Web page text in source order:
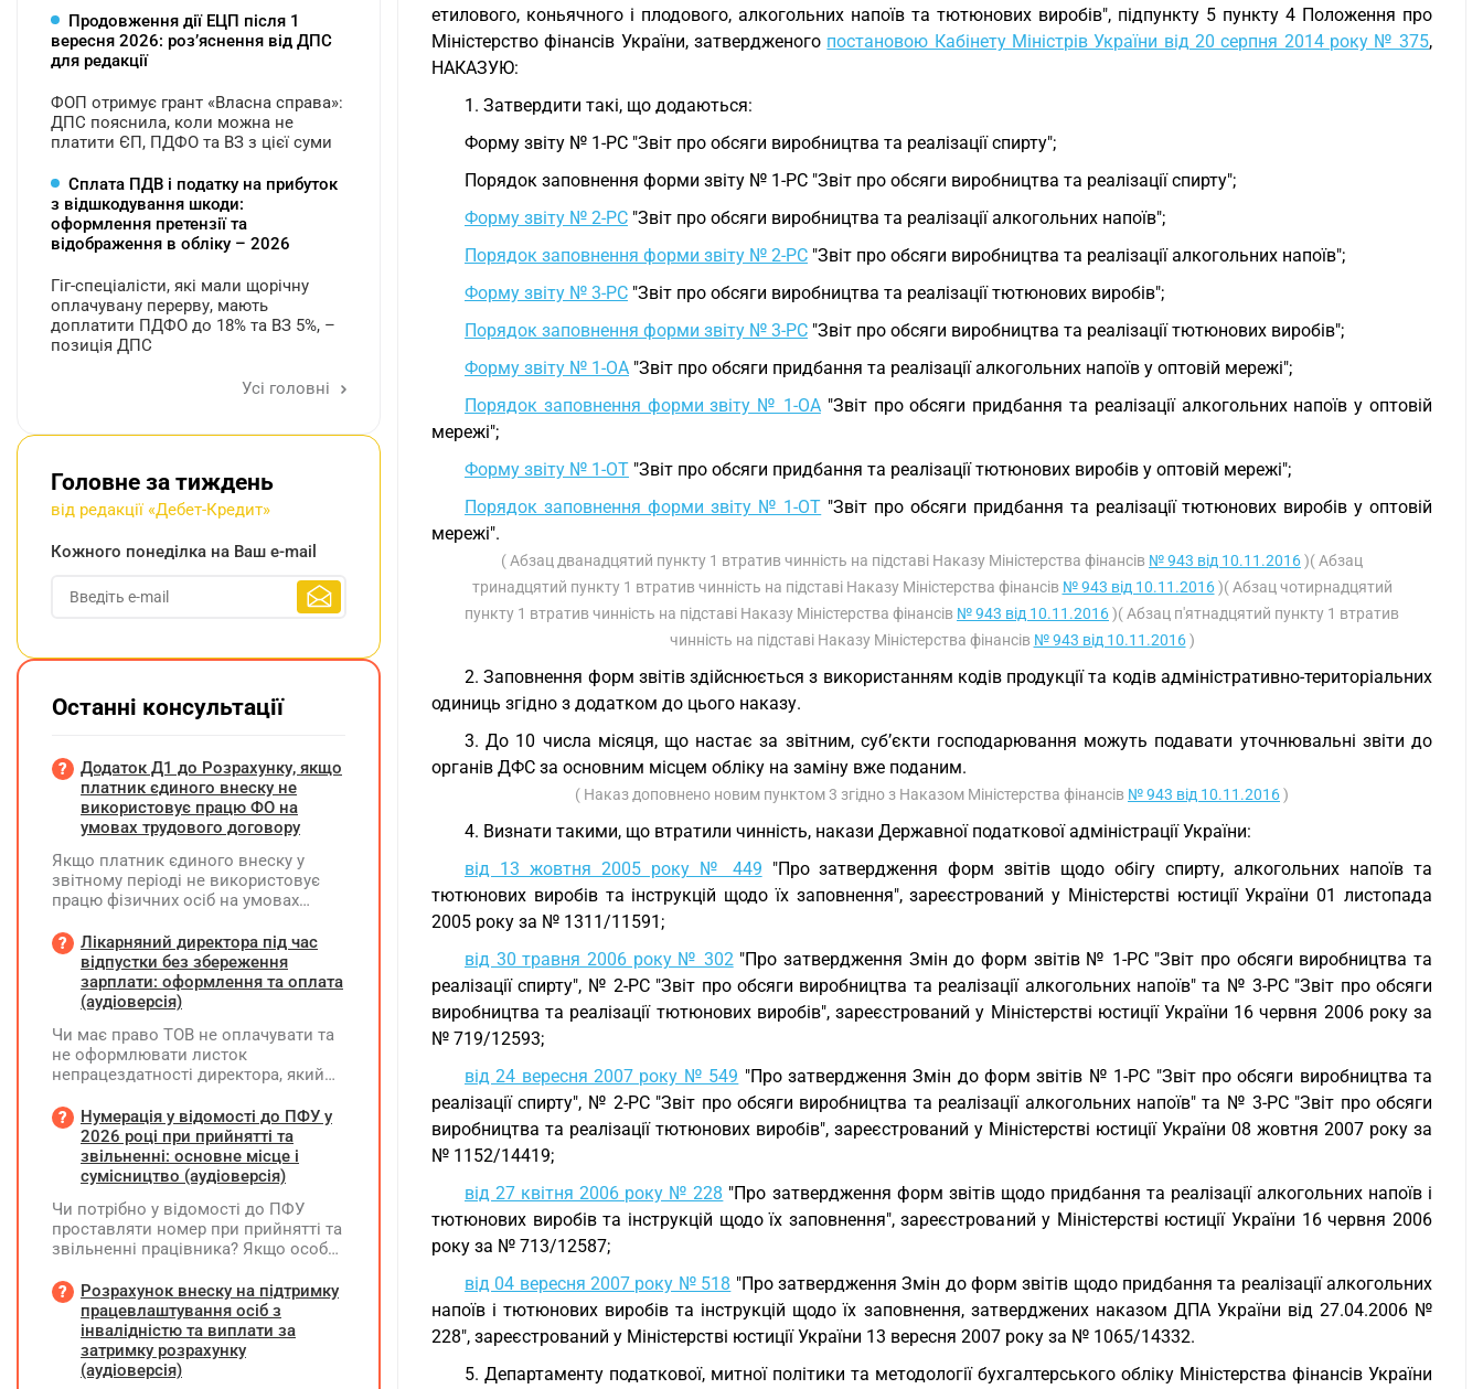
етилового, коньячного і плодового, алкогольних напоїв та тютюнових виробів", підпункту 5 пункту 4 Положення про
Міністерство фінансів України, затвердженого постановою Кабінету Міністрів України від 20 серпня 2014 року № 375,
НАКАЗУЮ:
1. Затвердити такі, що додаються:
Форму звіту № 1-РС "Звіт про обсяги виробництва та реалізації спирту";
Порядок заповнення форми звіту № 1-РС "Звіт про обсяги виробництва та реалізації спирту";
Форму звіту № 2-РС "Звіт про обсяги виробництва та реалізації алкогольних напоїв";
Порядок заповнення форми звіту № 2-РС "Звіт про обсяги виробництва та реалізації алкогольних напоїв";
Форму звіту № 3-РС "Звіт про обсяги виробництва та реалізації тютюнових виробів";
Порядок заповнення форми звіту № 3-РС "Звіт про обсяги виробництва та реалізації тютюнових виробів";
Форму звіту № 1-ОА "Звіт про обсяги придбання та реалізації алкогольних напоїв у оптовій мережі";
Порядок заповнення форми звіту № 1-ОА"Звіт про обсяги придбання та реалізації алкогольних напоїв у оптовій
мережі";
Форму звіту № 1-ОТ "Звіт про обсяги придбання та реалізації тютюнових виробів у оптовій мережі";
Порядок заповнення форми звіту № 1-ОТ "Звіт про обсяги придбання та реалізації тютюнових виробів у оптовій
мережі".
( Абзац дванадцятий пункту 1 втратив чинність на підставі Наказу Міністерства фінансів № 943 від 10.11.2016)( Абзац
тринадцятий пункту 1 втратив чинність на підставі Наказу Міністерства фінансів № 943 від 10.11.2016)( Абзац чотирнадцятий
пункту 1 втратив чинність на підставі Наказу Міністерства фінансів № 943 від 10.11.2016)( Абзац п'ятнадцятий пункту 1 втратив
чинність на підставі Наказу Міністерства фінансів № 943 від 10.11.2016)
2. Заповнення форм звітів здійснюється з використанням кодів продукції та кодів адміністративно-територіальних
одиниць згідно з додатком до цього наказу.
3. До 10 числа місяця, що настає за звітним, суб’єкти господарювання можуть подавати уточнювальні звіти до
органів ДФС за основним місцем обліку на заміну вже поданим.
( Наказ доповнено новим пунктом 3 згідно з Наказом Міністерства фінансів № 943 від 10.11.2016)
4. Визнати такими, що втратили чинність, накази Державної податкової адміністрації України:
від 13 жовтня 2005 року № 449 "Про затвердження форм звітів щодо обігу спирту, алкогольних напоїв та
тютюнових виробів та інструкцій щодо їх заповнення", зареєстрований у Міністерстві юстиції України 01 листопада
2005 року за № 1311/11591;
від 30 травня 2006 року № 302"Про затвердження Змін до форм звітів № 1-РС "Звіт про обсяги виробництва та
реалізації спирту", № 2-РС "Звіт про обсяги виробництва та реалізації алкогольних напоїв" та № 3-РС "Звіт про обсяги
виробництва та реалізації тютюнових виробів", зареєстрований у Міністерстві юстиції України 16 червня 2006 року за
№ 719/12593;
від 24 вересня 2007 року № 549 "Про затвердження Змін до форм звітів № 1-РС "Звіт про обсяги виробництва та
реалізації спирту", № 2-РС "Звіт про обсяги виробництва та реалізації алкогольних напоїв" та № 3-РС "Звіт про обсяги
виробництва та реалізації тютюнових виробів", зареєстрований у Міністерстві юстиції України 08 жовтня 2007 року за
№ 1152/14419;
від 27 квітня 2006 року № 228 "Про затвердження форм звітів щодо придбання та реалізації алкогольних напоїв і
тютюнових виробів та інструкцій щодо їх заповнення", зареєстрований у Міністерстві юстиції України 16 червня 2006
року за № 713/12587;
від 04 вересня 2007 року № 518 "Про затвердження Змін до форм звітів щодо придбання та реалізації алкогольних
напоїв і тютюнових виробів та інструкцій щодо їх заповнення, затверджених наказом ДПА України від 27.04.2006 №
228", зареєстрований у Міністерстві юстиції України 13 вересня 2007 року за № 1065/14332.
5. Департаменту податкової, митної політики та методології бухгалтерського обліку Міністерства фінансів України
Продовження дії ЕЦП після 1
вересня 2026: розʼяснення від ДПС
для редакції
ФОП отримує грант «Власна справа»:
ДПС пояснила, коли можна не
платити ЄП, ПДФО та ВЗ з цієї суми
Сплата ПДВ і податку на прибуток
з відшкодування шкоди:
оформлення претензії та
відображення в обліку – 2026
Гіг-спеціалісти, які мали щорічну
оплачувану перерву, мають
доплатити ПДФО до 18% та ВЗ 5%, –
позиція ДПС
Усі головні
Головне за тиждень
від редакції «Дебет-Кредит»
Кожного понеділка на Ваш e-mail
Останні консультації
Додаток Д1 до Розрахунку, якщо
платник єдиного внеску не
використовує працю ФО на
умовах трудового договору
Якщо платник єдиного внеску у
звітному періоді не використовує
працю фізичних осіб на умовах
на інших умовах, передбачених
законодавством, Додаток Д1/
Додаток ФІЗ-Д1 за відповідний
період не подається
Лікарняний директора під час
відпустки без збереження
зарплати: оформлення та оплата
(аудіоверсія)
Чи має право ТОВ не оплачувати та
не оформлювати листок
непрацездатності директора, який
збереження заробітної плати під час
призупинення діяльності
підприємства?
Нумерація у відомості до ПФУ у
2026 році при прийнятті та
звільненні: основне місце і
сумісництво (аудіоверсія)
Чи потрібно у відомості до ПФУ
проставляти номер при прийнятті та
звільненні працівника? Якщо особа
місцем роботи та за сумісництвом,
чи рахується це як два роботодавці?
Розрахунок внеску на підтримку
працевлаштування осіб з
інвалідністю та виплати за
затримку розрахунку
(аудіоверсія)